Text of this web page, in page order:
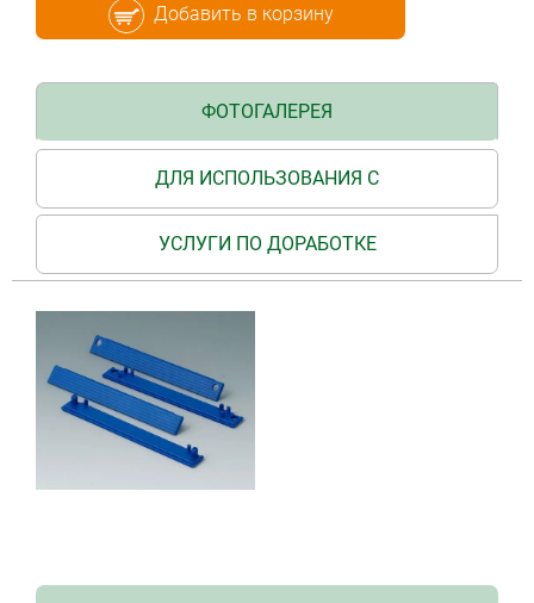
Добавить в корзину
ФОТОГАЛЕРЕЯ
ДЛЯ ИСПОЛЬЗОВАНИЯ С
УСЛУГИ ПО ДОРАБОТКЕ